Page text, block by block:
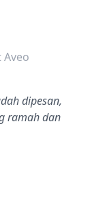
lima
Aveo
dipesan,
ramah dan